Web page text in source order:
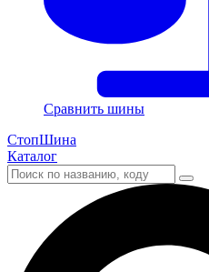
Сравнить шины
СтопШина
Каталог